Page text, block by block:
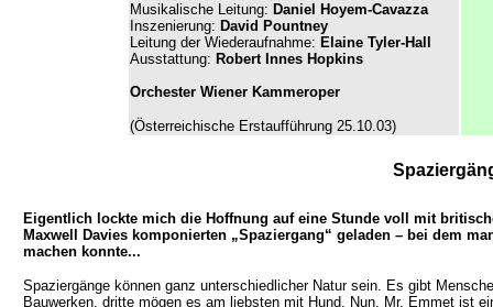
Musikalische Leitung: Daniel Hoyem-Cavazza
Inszenierung: David Pountney
Leitung der Wiederaufnahme: Elaine Tyler-Hall
Ausstattung: Robert Innes Hopkins
Orchester Wiener Kammeroper
(Österreichische Erstaufführung 25.10.03)
Eigentlich lockte mich die Hoffnung auf eine Stunde voll mit
Maxwell Davies komponierten „Spaziergang“ geladen – bei dem
machen konnte...
Spaziergänge können ganz unterschiedlicher Natur sein. Es gibt
Bauwerken, dritte mögen es am liebsten mit Hund. Nun, Mr. Emmet ist